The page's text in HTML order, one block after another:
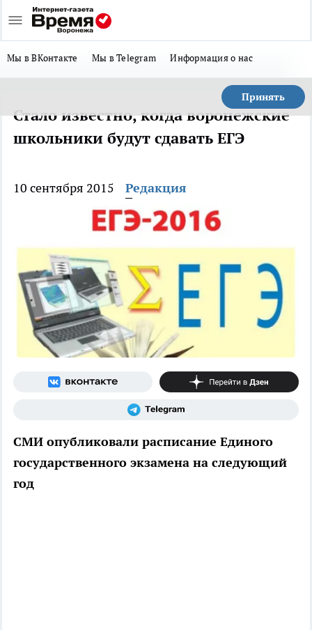
Мы в ВКонтакте Мы в Telegram Информация о нас
Принять
Стало известно, когда воронежские
школьники будут сдавать ЕГЭ
10 сентября 2015 Редакция
СМИ опубликовали расписание Единого
государственного экзамена на следующий
год